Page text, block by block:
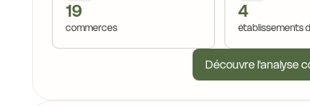
19
commerces
4
établissements
Découvre l'analyse